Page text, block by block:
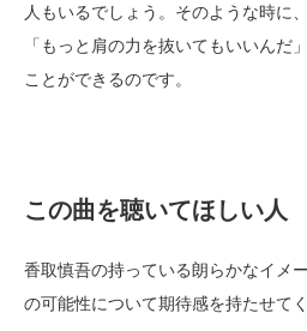
人もいるでしょう。そのような時に
「もっと肩の力を抜いてもいいんだ
ことができるのです。
この曲を聴いてほしい人
香取慎吾の持っている朗らかなイメ
の可能性について期待感を持たせて